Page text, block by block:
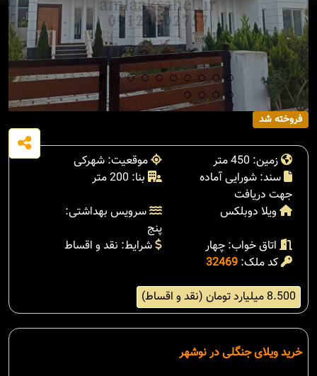
فروخته شد
زمین: 450 متر
موقعیت: شهرکی
سند: شورایی آماده
جهت دریافت
بنا: 200 متر
ویلا دوبلکس
سرویس بهداشتی:
پنج
اتاق خواب: چهار
شرایط: نقد و اقساط
کد ملک: 32469
8.500 میلیارد تومان (نقد و اقساط)
خرید ویلای جنگلی در نوشهر